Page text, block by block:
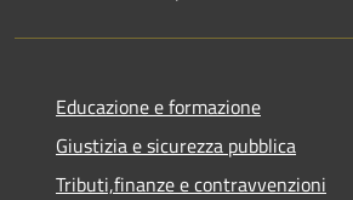
Educazione e formazione
Giustizia e sicurezza pubblica
Tributi,finanze e contravvenzioni